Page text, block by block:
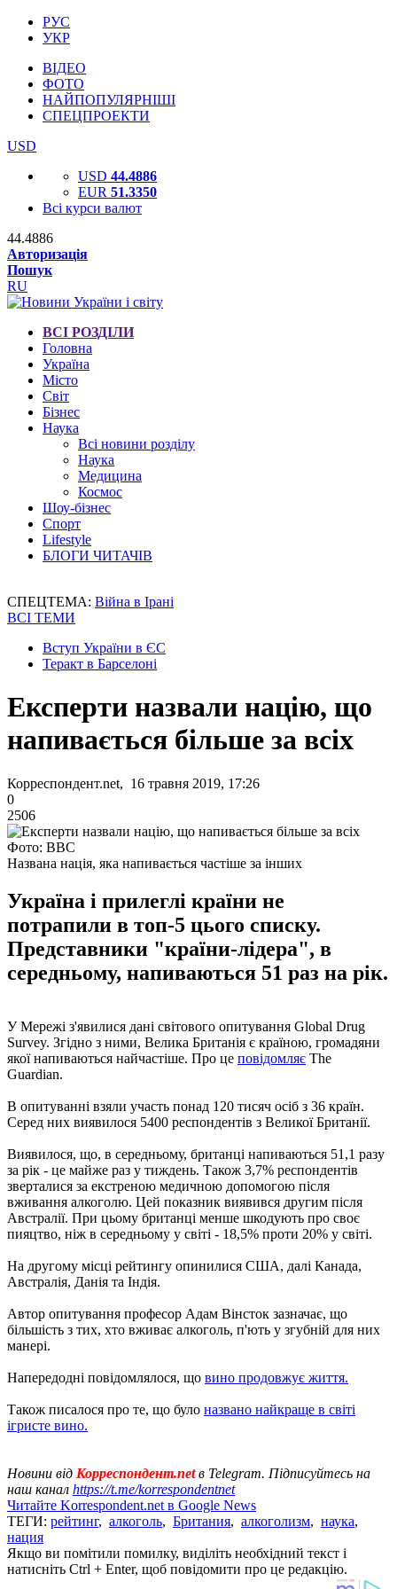
РУС
УКР
ВІДЕО
ФОТО
НАЙПОПУЛЯРНІШІ
СПЕЦПРОЕКТИ
USD
USD 44.4886
EUR 51.3350
Всі курси валют
44.4886
Авторизація
Пошук
RU
ВСІ РОЗДІЛИ
Головна
Україна
Місто
Світ
Бізнес
Наука
Всі новини розділу
Наука
Медицина
Космос
Шоу-бізнес
Спорт
Lifestyle
БЛОГИ ЧИТАЧІВ
СПЕЦТЕМА: Війна в Ірані
ВСІ ТЕМИ
Вступ України в ЄС
Теракт в Барселоні
Експерти назвали націю, що
напивається більше за всіх
Корреспондент.net, 16 травня 2019, 17:26
0
2506
Фото: ВВС
Названа нація, яка напивається частіше за інших
Україна і прилеглі країни не
потрапили в топ-5 цього списку.
Представники "країни-лідера", в
середньому, напиваються 51 раз на рік.
У Мережі з'явилися дані світового опитування Global Drug
Survey. Згідно з ними, Велика Британія є країною, громадяни
якої напиваються найчастіше. Про це повідомляє The
Guardian.
В опитуванні взяли участь понад 120 тисяч осіб з 36 країн.
Серед них виявилося 5400 респондентів з Великої Британії.
Виявилося, що, в середньому, британці напиваються 51,1 разу
за рік - це майже раз у тиждень. Також 3,7% респондентів
зверталися за екстреною медичною допомогою після
вживання алкоголю. Цей показник виявився другим після
Австралії. При цьому британці менше шкодують про своє
пияцтво, ніж в середньому у світі - 18,5% проти 20% у світі.
На другому місці рейтингу опинилися США, далі Канада,
Австралія, Данія та Індія.
Автор опитування професор Адам Вінсток зазначає, що
більшість з тих, хто вживає алкоголь, п'ють у згубній для них
манері.
Напередодні повідомлялося, що вино продовжує життя.
Також писалося про те, що було названо найкраще в світі
ігристе вино.
Новини від Корреспондент.netв Telegram. Підписуйтесь на
наш канал https://t.me/korrespondentnet
Читайте Korrespondent.net в Google News
ТЕГИ: рейтинг, алкоголь, Британия, алкоголизм, наука,
нация
Якщо ви помітили помилку, виділіть необхідний текст і
натисніть Ctrl + Enter, щоб повідомити про це редакцію.